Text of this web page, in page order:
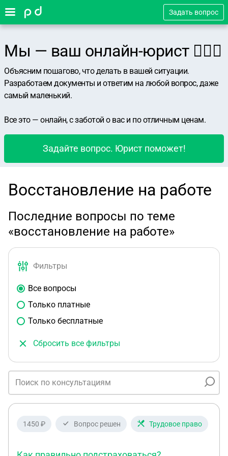
Задать вопрос
Мы — ваш онлайн-юрист 👨🏻‍⚖️
Объясним пошагово, что делать в вашей ситуации.
Разработаем документы и ответим на любой вопрос, даже
самый маленький.
Все это — онлайн, с заботой о вас и по отличным ценам.
Задайте вопрос. Юрист поможет!
Восстановление на работе
Последние вопросы по теме
«восстановление на работе»
Фильтры
Все вопросы
Только платные
Только бесплатные
Сбросить все фильтры
1450 ₽ Вопрос решен Трудовое право